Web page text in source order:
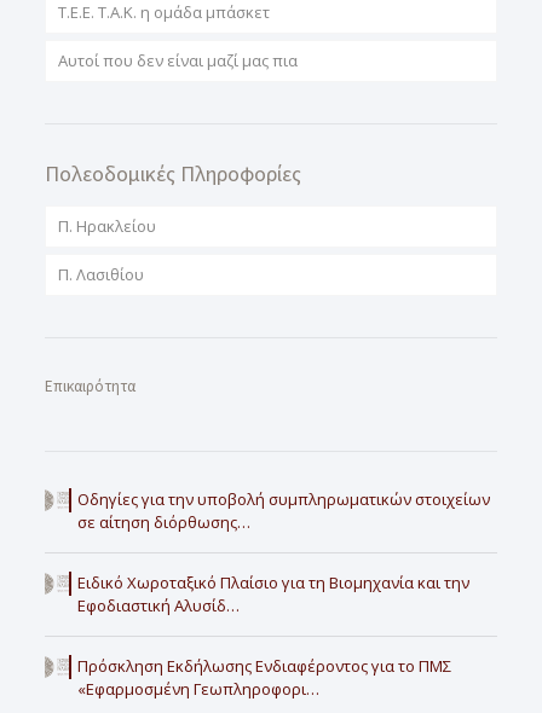
T.E.E. T.A.K. η ομάδα μπάσκετ
Αυτοί που δεν είναι μαζί μας πια
Πολεοδομικές Πληροφορίες
Π. Ηρακλείου
Π. Λασιθίου
Επικαιρότητα
Οδηγίες για την υποβολή συμπληρωματικών στοιχείων
σε αίτηση διόρθωσης…
Ειδικό Χωροταξικό Πλαίσιο για τη Βιομηχανία και την
Εφοδιαστική Αλυσίδ…
Πρόσκληση Εκδήλωσης Ενδιαφέροντος για το ΠΜΣ
«Εφαρμοσμένη Γεωπληροφορι…